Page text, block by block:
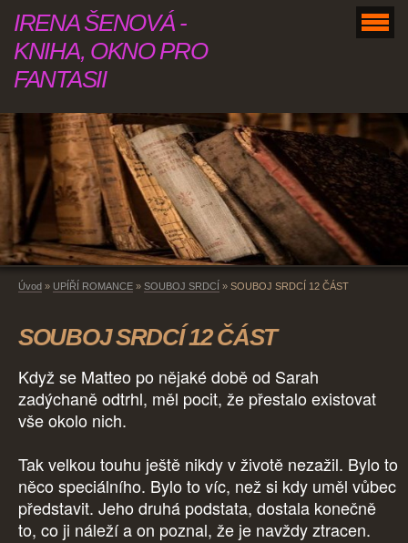
IRENA ŠENOVÁ -
KNIHA, OKNO PRO
FANTASII
Úvod » UPÍŘÍ ROMANCE » SOUBOJ SRDCÍ » SOUBOJ SRDCÍ 12 ČÁST
SOUBOJ SRDCÍ 12 ČÁST
Když se Matteo po nějaké době od Sarah
zadýchaně odtrhl, měl pocit, že přestalo existovat
vše okolo nich.
Tak velkou touhu ještě nikdy v životě nezažil. Bylo to
něco speciálního. Bylo to víc, než si kdy uměl vůbec
představit. Jeho druhá podstata, dostala konečně
to, co ji náleží a on poznal, že je navždy ztracen.